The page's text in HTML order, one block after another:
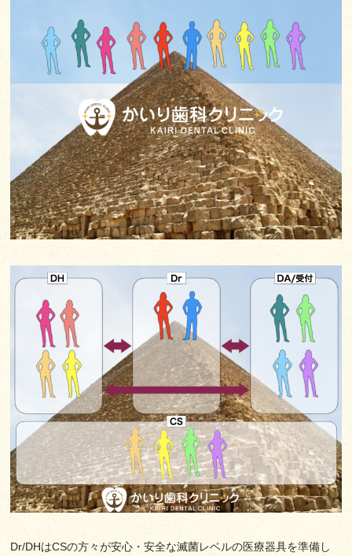
Dr/DHはCSの方々が安心・安全な滅菌レベルの医療器具を準備し